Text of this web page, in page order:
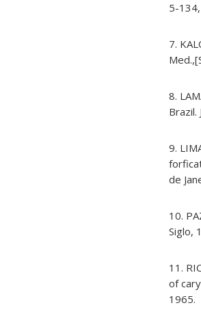
5-
7.
8.
Brazil.
9.
de
10.
Siglo,
11.
of
1965.